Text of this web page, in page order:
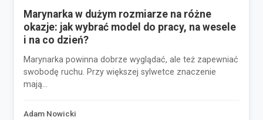
Marynarka w dużym rozmiarze na różne
okazje: jak wybrać model do pracy, na wesele
i na co dzień?
Marynarka powinna dobrze wyglądać, ale też zapewniać
swobodę ruchu. Przy większej sylwetce znaczenie
mają...
Adam Nowicki